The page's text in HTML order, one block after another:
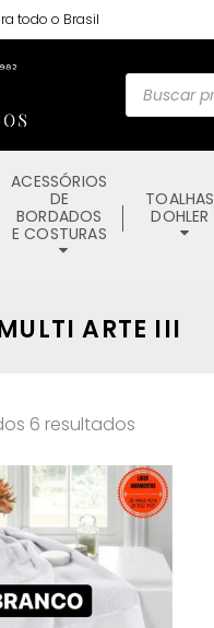
todo o Brasil
Pesquisar
produtos
ACESSÓRIOS
DE
BORDADOS
E COSTURAS
TOALHAS
DOHLER
ARTE III
6 resultados